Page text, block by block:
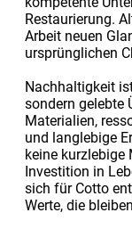
Restaurierung.
Arbeit neuen
ursprünglichen
Nachhaltigkeit
sondern gelebte
Materialien,
und langlebige
keine kurzlebige
Investition in
sich für Cotto
Werte, die